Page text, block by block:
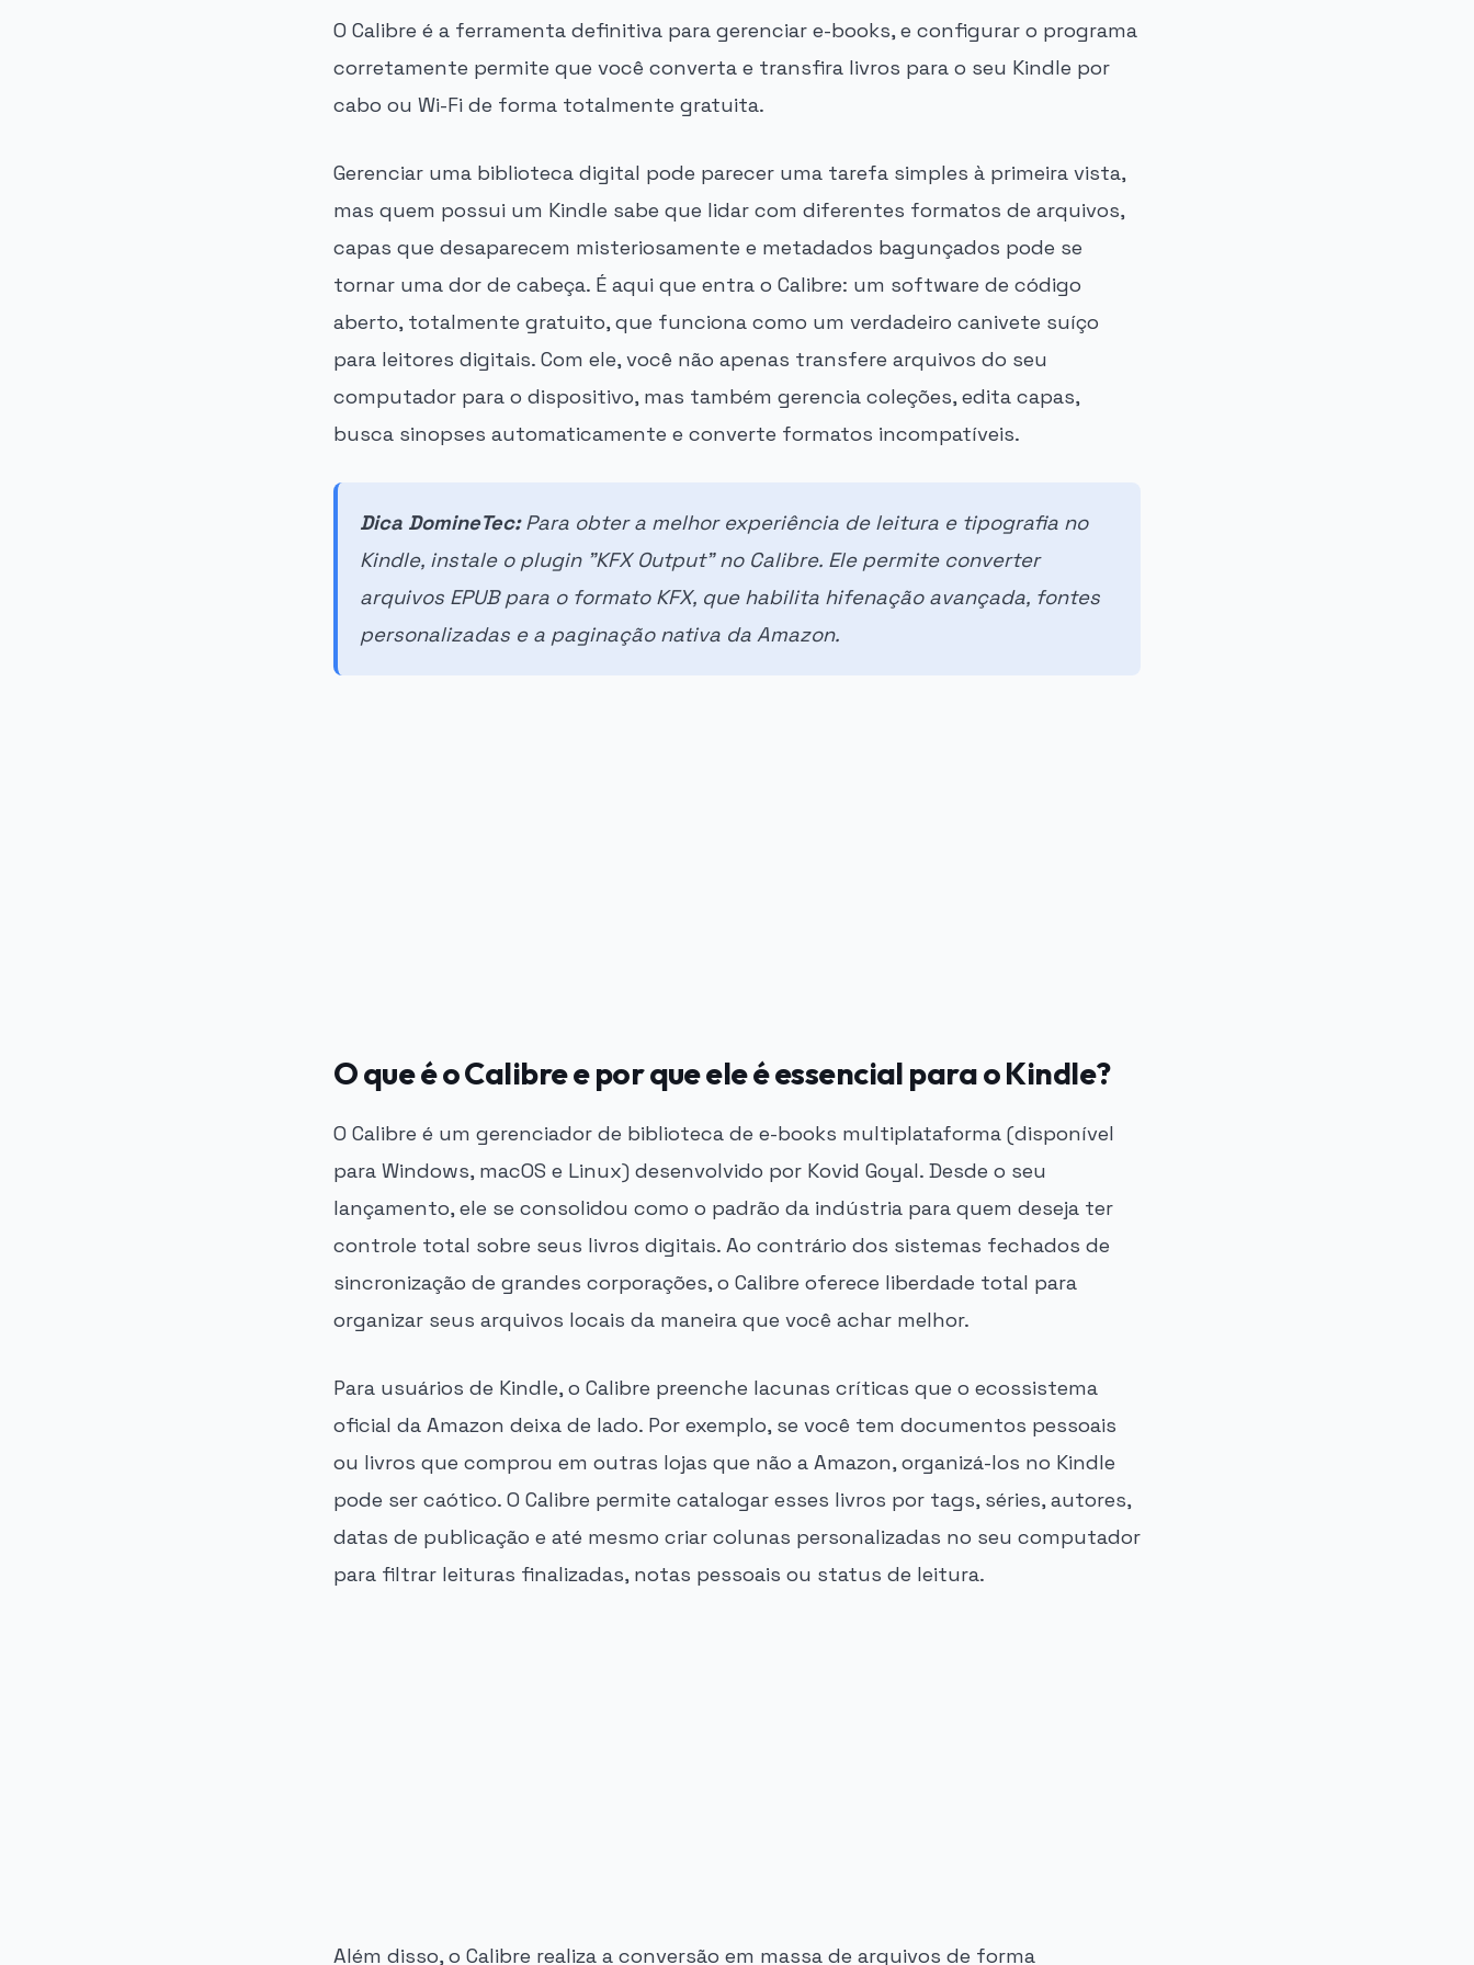
O Calibre é a ferramenta definitiva para gerenciar e-books, e configurar o programa
corretamente permite que você converta e transfira livros para o seu Kindle por
cabo ou Wi-Fi de forma totalmente gratuita.
Gerenciar uma biblioteca digital pode parecer uma tarefa simples à primeira vista,
mas quem possui um Kindle sabe que lidar com diferentes formatos de arquivos,
capas que desaparecem misteriosamente e metadados bagunçados pode se
tornar uma dor de cabeça. É aqui que entra o Calibre: um software de código
aberto, totalmente gratuito, que funciona como um verdadeiro canivete suíço
para leitores digitais. Com ele, você não apenas transfere arquivos do seu
computador para o dispositivo, mas também gerencia coleções, edita capas,
busca sinopses automaticamente e converte formatos incompatíveis.
Dica DomineTec:Para obter a melhor experiência de leitura e tipografia no
Kindle, instale o plugin "KFX Output" no Calibre. Ele permite converter
arquivos EPUB para o formato KFX, que habilita hifenação avançada, fontes
personalizadas e a paginação nativa da Amazon.
O que é o Calibre e por que ele é essencial para o Kindle?
O Calibre é um gerenciador de biblioteca de e-books multiplataforma (disponível
para Windows, macOS e Linux) desenvolvido por Kovid Goyal. Desde o seu
lançamento, ele se consolidou como o padrão da indústria para quem deseja ter
controle total sobre seus livros digitais. Ao contrário dos sistemas fechados de
sincronização de grandes corporações, o Calibre oferece liberdade total para
organizar seus arquivos locais da maneira que você achar melhor.
Para usuários de Kindle, o Calibre preenche lacunas críticas que o ecossistema
oficial da Amazon deixa de lado. Por exemplo, se você tem documentos pessoais
ou livros que comprou em outras lojas que não a Amazon, organizá-los no Kindle
pode ser caótico. O Calibre permite catalogar esses livros por tags, séries, autores,
datas de publicação e até mesmo criar colunas personalizadas no seu computador
para filtrar leituras finalizadas, notas pessoais ou status de leitura.
Além disso, o Calibre realiza a conversão em massa de arquivos de forma